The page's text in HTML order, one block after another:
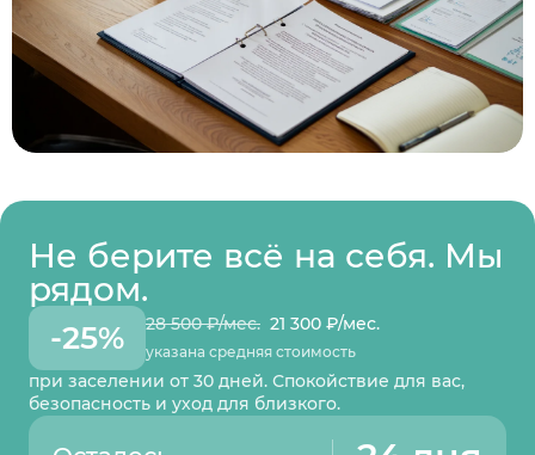
Не берите всё на себя. Мы
рядом.
-25% 28 500 ₽/мес. 21 300 ₽/мес.
указана средняя стоимость
при заселении от 30 дней. Спокойствие для вас,
безопасность и уход для близкого.